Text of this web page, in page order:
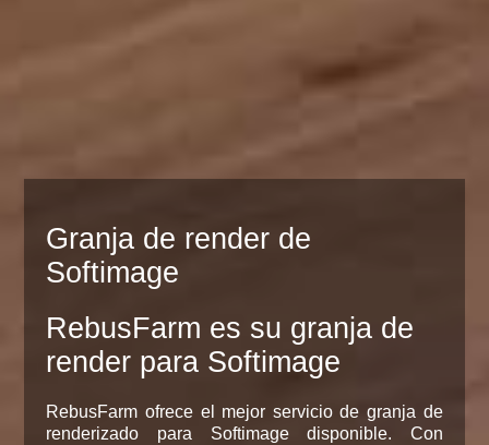
Granja de render de
Softimage
RebusFarm es su granja de
render para Softimage
RebusFarm ofrece el mejor servicio de granja de
renderizado para Softimage disponible. Con